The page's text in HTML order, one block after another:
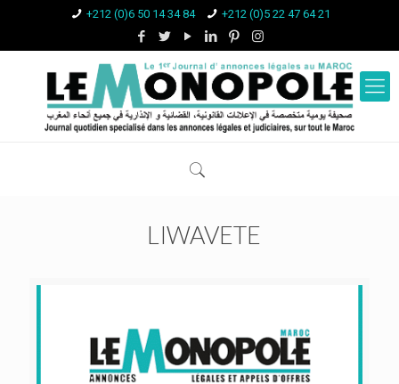
+212 (0)6 50 14 34 84 +212 (0)5 22 47 64 21
LIWAVETE